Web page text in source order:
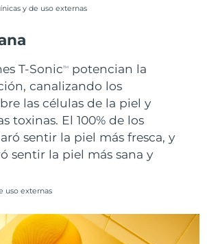
y de uso externas
T-SonicTM
potencian la
canalizando los
las células de la piel y
toxinas. El 100% de los
sentir la piel más fresca, y
sentir la piel más sana y
uso externas
Entrega prevista
Entrega prevista
Entrega prevista
Entrega prevista8/12/26
Entrega prevista 8/10/26